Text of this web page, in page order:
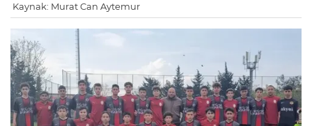
Kaynak: Murat Can Aytemur